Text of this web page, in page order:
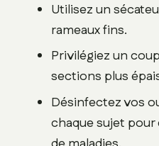
Utilisez un
rameaux fins.
Privilégiez un
sections plus
Désinfectez vos
chaque sujet